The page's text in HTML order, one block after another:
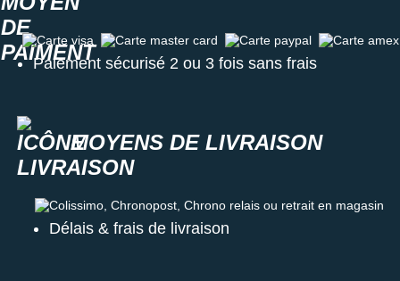
Carte visa Carte master card Carte paypal Carte amex
Paiement sécurisé 2 ou 3 fois sans frais
MOYENS DE LIVRAISON
Colissimo, Chronopost, Chrono relais ou retrait en magasin
Délais & frais de livraison